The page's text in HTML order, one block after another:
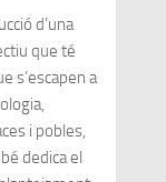
d’una
que té
s’escapen a
i pobles,
dedica el